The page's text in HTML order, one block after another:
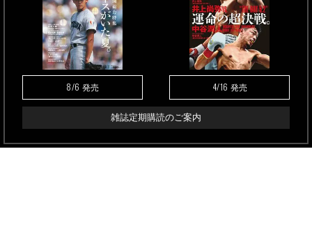
8/6 発売 4/16 発売
雑誌定期購読のご案内